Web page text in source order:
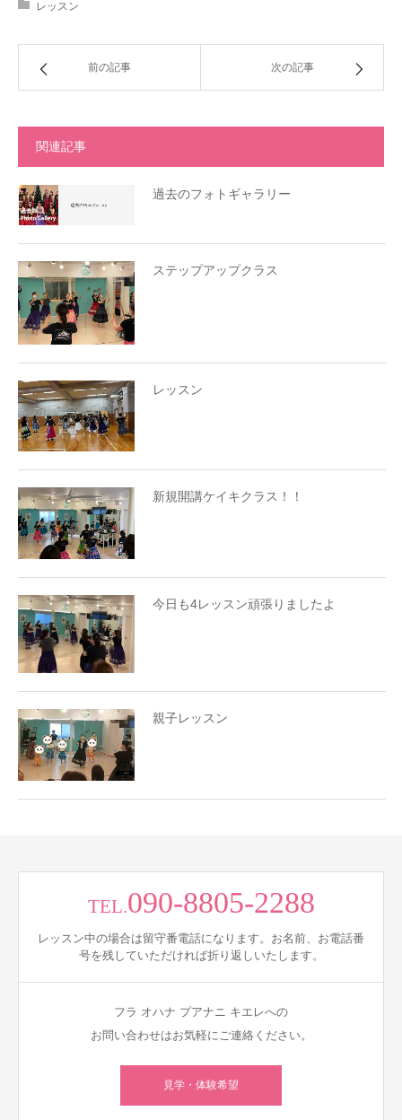
レッスン
前の記事 次の記事
関連記事
過去のフォトギャラリー
ステップアップクラス
レッスン
新規開講ケイキクラス！！
今日も4レッスン頑張りましたよ
親子レッスン
TEL.090-8805-2288
レッスン中の場合は留守番電話になります。お名前、お電話番
号を残していただければ折り返しいたします。
フラ オハナ プアナニ キエレへの
お問い合わせはお気軽にご連絡ください。
見学・体験希望